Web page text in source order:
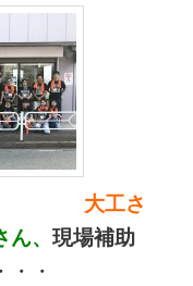
大工さ
ん、現場補助
・・・